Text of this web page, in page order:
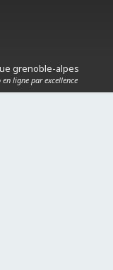
grenoble-alpes
ligne par excellence